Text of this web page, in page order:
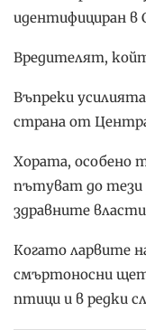
идентифициран
Вредителят,
Въпреки
страна от
Хората, особено
пътуват до тези
здравните
Когато ларвите
смъртоносни
птици и в редки